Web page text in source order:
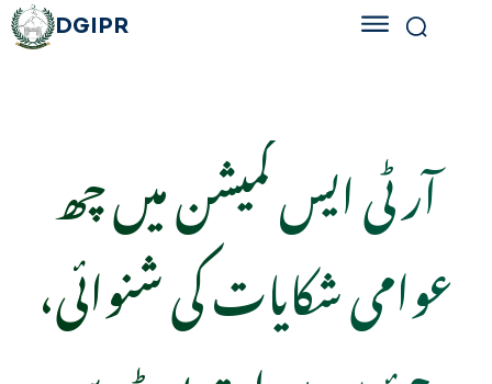
DGIPR
آر ٹی ایس کمیشن میں چھ
عوامی شکایات کی شنوائی،